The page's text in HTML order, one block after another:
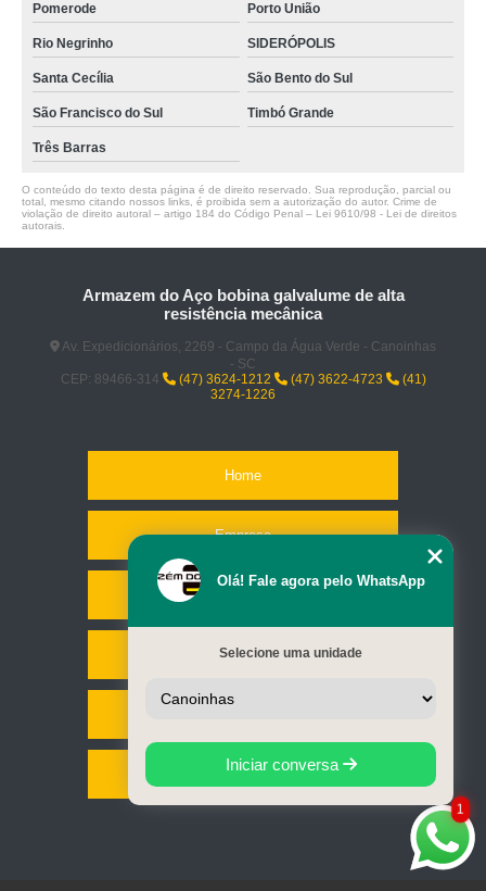
Pomerode Porto União
Rio Negrinho SIDERÓPOLIS
Santa Cecília São Bento do Sul
São Francisco do Sul Timbó Grande
Três Barras
O conteúdo do texto desta página é de direito reservado. Sua reprodução, parcial ou
total, mesmo citando nossos links, é proibida sem a autorização do autor. Crime de
violação de direito autoral – artigo 184 do Código Penal – Lei 9610/98 - Lei de direitos
autorais
Armazem do Aço bobina galvalume de alta
resistência mecânica
Av. Expedicionários, 2269 - Campo da Água Verde - Canoinhas
- SC
CEP: 89466-314
(47) 3624-1212 (47) 3622-4723
(41)
3274-1226
Home
Empresa
Serviços
Mapa do site
1
Olá! Fale agora pelo WhatsApp
Selecione uma unidade
Iniciar conversa